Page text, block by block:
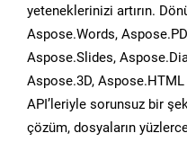
yeteneklerinizi artırın.
Aspose.Words,
Aspose.Slides,
Aspose.3D,
API’leriyle sorunsuz bir
çözüm, dosyaların